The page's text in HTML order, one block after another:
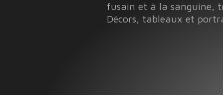
fusain et à la sanguine,
Décors, tableaux et